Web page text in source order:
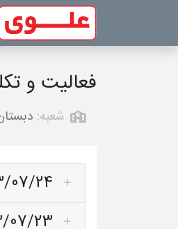
فعالیت و
شعبه:
07/24
07/23